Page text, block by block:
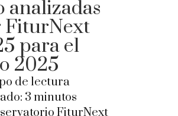
analizadas
FiturNext
para el
2025
de lectura
3 minutos
FiturNext